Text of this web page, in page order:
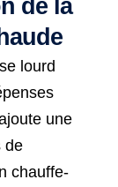
de la
lourd
une
de
chauffe-